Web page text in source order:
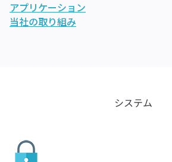
アプリケーション
当社の取り組み
システム